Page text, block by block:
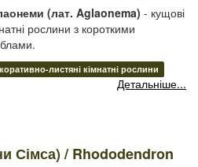
(лат. Aglaonema) - кущові
рослини з короткими
листяні кімнатні рослини
Детальніше...
Сімса) / Rhododendron